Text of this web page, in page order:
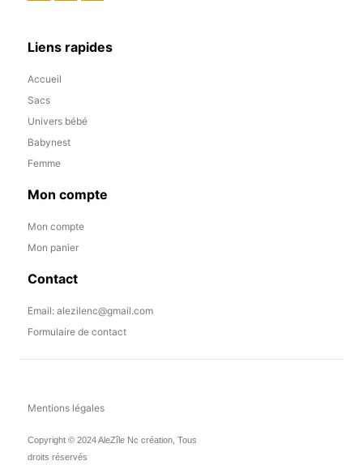
Liens rapides
Accueil
Sacs
Univers bébé
Babynest
Femme
Mon compte
Mon compte
Mon panier
Contact
Email: alezilenc@gmail.com
Formulaire de contact
Mentions légales
Copyright © 2024 AleZîle Nc création, Tous
droits réservés